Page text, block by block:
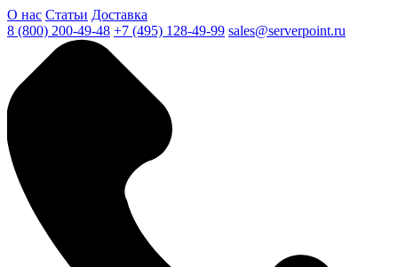
О нас Статьи Доставка
8 (800) 200-49-48 +7 (495) 128-49-99 sales@serverpoint.ru